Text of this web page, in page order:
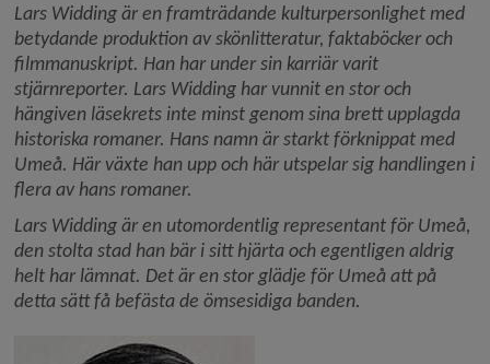
Lars Widding är en framträdande kulturpersonlighet med
betydande produktion av skönlitteratur, faktaböcker och
filmmanuskript. Han har under sin karriär varit
stjärnreporter. Lars Widding har vunnit en stor och
hängiven läsekrets inte minst genom sina brett upplagda
historiska romaner. Hans namn är starkt förknippat med
Umeå. Här växte han upp och här utspelar sig handlingen i
flera av hans romaner.
Lars Widding är en utomordentlig representant för Umeå,
den stolta stad han bär i sitt hjärta och egentligen aldrig
helt har lämnat. Det är en stor glädje för Umeå att på
detta sätt få befästa de ömsesidiga banden.